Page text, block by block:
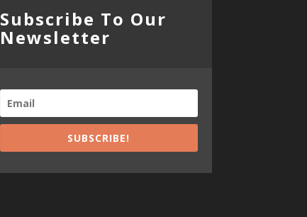
Subscribe To Our
Newsletter
SUBSCRIBE!